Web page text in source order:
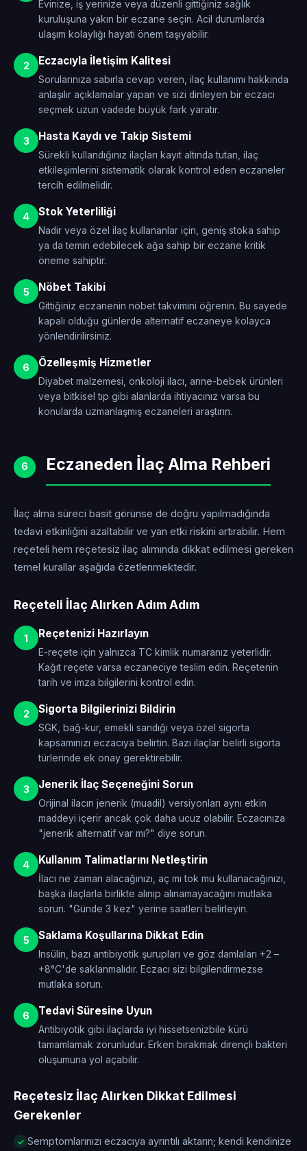
Evinize, iş yerinize veya düzenli gittiğiniz sağlık
kuruluşuna yakın bir eczane seçin. Acil durumlarda
ulaşım kolaylığı hayati önem taşıyabilir.
2 Eczacıyla İletişim Kalitesi
Sorularınıza sabırla cevap veren, ilaç kullanımı hakkında
anlaşılır açıklamalar yapan ve sizi dinleyen bir eczacı
seçmek uzun vadede büyük fark yaratır.
3 Hasta Kaydı ve Takip Sistemi
Sürekli kullandığınız ilaçları kayıt altında tutan, ilaç
etkileşimlerini sistematik olarak kontrol eden eczaneler
tercih edilmelidir.
4 Stok Yeterliliği
Nadir veya özel ilaç kullananlar için, geniş stoka sahip
ya da temin edebilecek ağa sahip bir eczane kritik
öneme sahiptir.
5 Nöbet Takibi
Gittiğiniz eczanenin nöbet takvimini öğrenin. Bu sayede
kapalı olduğu günlerde alternatif eczaneye kolayca
yönlendirilirsiniz.
6 Özelleşmiş Hizmetler
Diyabet malzemesi, onkoloji ilacı, anne-bebek ürünleri
veya bitkisel tıp gibi alanlarda ihtiyacınız varsa bu
konularda uzmanlaşmış eczaneleri araştırın.
6 Eczaneden İlaç Alma Rehberi
İlaç alma süreci basit görünse de doğru yapılmadığında
tedavi etkinliğini azaltabilir ve yan etki riskini artırabilir. Hem
reçeteli hem reçetesiz ilaç alımında dikkat edilmesi gereken
temel kurallar aşağıda özetlenmektedir.
Reçeteli İlaç Alırken Adım Adım
1 Reçetenizi Hazırlayın
E-reçete için yalnızca TC kimlik numaranız yeterlidir.
Kağıt reçete varsa eczaneciye teslim edin. Reçetenin
tarih ve imza bilgilerini kontrol edin.
2 Sigorta Bilgilerinizi Bildirin
SGK, bağ-kur, emekli sandığı veya özel sigorta
kapsamınızı eczacıya belirtin. Bazı ilaçlar belirli sigorta
türlerinde ek onay gerektirebilir.
3 Jenerik İlaç Seçeneğini Sorun
Orijinal ilacın jenerik (muadil) versiyonları aynı etkin
maddeyi içerir ancak çok daha ucuz olabilir. Eczacınıza
"jenerik alternatif var mı?" diye sorun.
4 Kullanım Talimatlarını Netleştirin
İlacı ne zaman alacağınızı, aç mı tok mu kullanacağınızı,
başka ilaçlarla birlikte alınıp alınamayacağını mutlaka
sorun. "Günde 3 kez" yerine saatleri belirleyin.
5 Saklama Koşullarına Dikkat Edin
Insülin, bazı antibiyotik şurupları ve göz damlaları +2 –
+8°C'de saklanmalıdır. Eczacı sizi bilgilendirmezse
mutlaka sorun.
6 Tedavi Süresine Uyun
Antibiyotik gibi ilaçlarda iyi hissetsenizbile kürü
tamamlamak zorunludur. Erken bırakmak dirençli bakteri
oluşumuna yol açabilir.
Reçetesiz İlaç Alırken Dikkat Edilmesi
Gerekenler
Semptomlarınızı eczacıya ayrıntılı aktarın; kendi kendinize